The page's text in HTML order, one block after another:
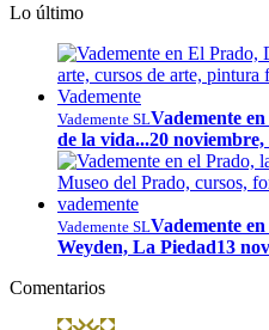
Lo último
Vademente SLVademente
de la vida...20 noviembre,
Vademente SLVademente
Weyden, La Piedad13
Comentarios